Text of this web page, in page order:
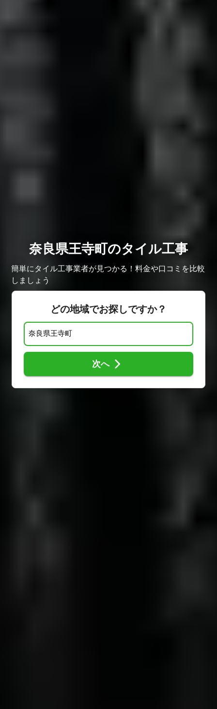
奈良県王寺町のタイル工事
簡単にタイル工事業者が見つかる！料金や口コミを比較
しましょう
どの地域でお探しですか？
次へ